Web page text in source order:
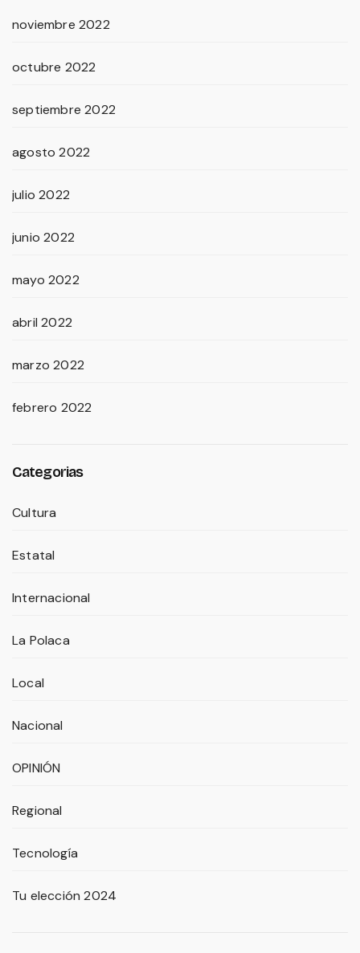
noviembre 2022
octubre 2022
septiembre 2022
agosto 2022
julio 2022
junio 2022
mayo 2022
abril 2022
marzo 2022
febrero 2022
Categorias
Cultura
Estatal
Internacional
La Polaca
Local
Nacional
OPINIÓN
Regional
Tecnología
Tu elección 2024